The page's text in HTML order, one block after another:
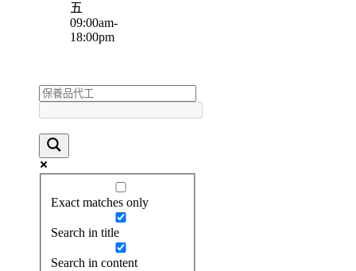
五
09:00am-
18:00pm
Exact matches only
Search in title
Search in content